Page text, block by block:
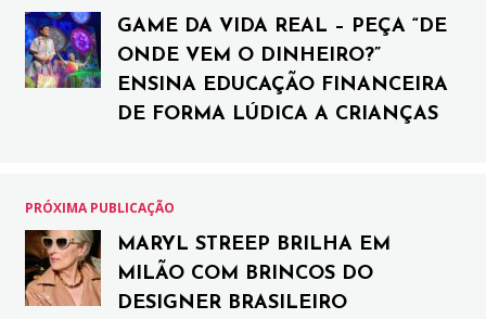
GAME DA VIDA REAL – PEÇA “DE
ONDE VEM O DINHEIRO?”
ENSINA EDUCAÇÃO FINANCEIRA
DE FORMA LÚDICA A CRIANÇAS
PRÓXIMA PUBLICAÇÃO
MARYL STREEP BRILHA EM
MILÃO COM BRINCOS DO
DESIGNER BRASILEIRO